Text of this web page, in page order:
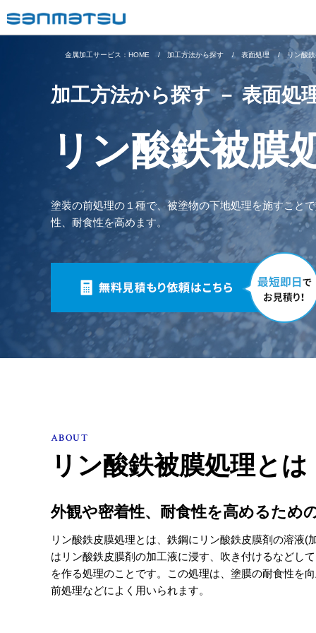
金属加工サービス：HOME 加工方法から探す 表面処理 リン酸
加工方法から探す － 表面処
リン酸鉄被膜
塗装の前処理の１種で、被塗物の下地処理を施すこと
性、耐食性を高めます。
ABOUT
リン酸鉄被膜処理とは
外観や密着性、耐食性を高めるため
リン酸鉄皮膜処理とは、鉄鋼にリン酸鉄皮膜剤の溶液(
はリン酸鉄皮膜剤の加工液に浸す、吹き付けるなどし
を作る処理のことです。この処理は、塗膜の耐食性を
前処理などによく用いられます。